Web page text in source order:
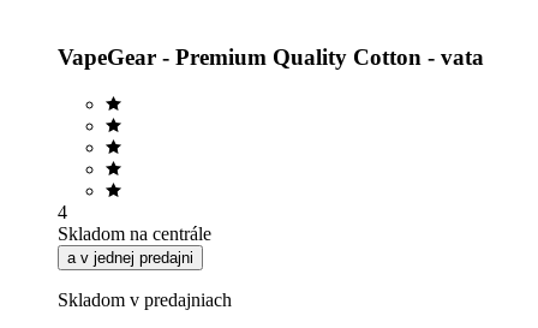
VapeGear - Premium Quality Cotton - vata
4
Skladom na centrále
a v jednej predajni
Skladom v predajniach